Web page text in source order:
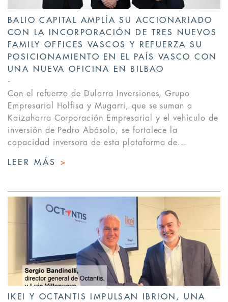
BALIO CAPITAL AMPLÍA SU ACCIONARIADO
CON LA INCORPORACIÓN DE TRES NUEVOS
FAMILY OFFICES VASCOS Y REFUERZA SU
POSICIONAMIENTO EN EL PAÍS VASCO CON
UNA NUEVA OFICINA EN BILBAO
Con el refuerzo de Dularra Inversiones, Grupo
Empresarial Holfisa y Mugarri, que se suman a
Kaizaharra Corporación Empresarial y el vehículo de
inversión de Pedro Abásolo, se fortalece la
capacidad inversora de esta plataforma de...
LEER MÁS >
IKEI Y OCTANTIS IMPULSAN IBRION, UNA